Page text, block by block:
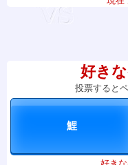
好き
投票すると